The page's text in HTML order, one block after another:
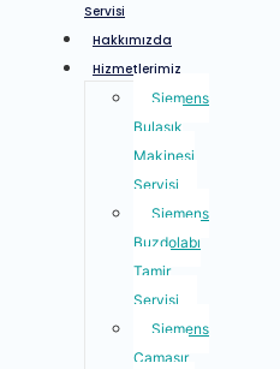
Servisi
Hakkımızda
Hizmetlerimiz
Siemens
Bulaşık
Makinesi
Servisi
Siemens
Buzdolabı
Tamir
Servisi
Siemens
Çamaşır